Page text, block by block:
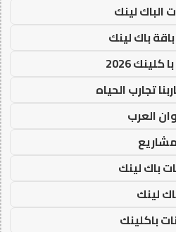
الباك لينك
باك لينك
2026
تجارب الحياه
العرب
مشاريع
باك لينك
لينك
باكلينك